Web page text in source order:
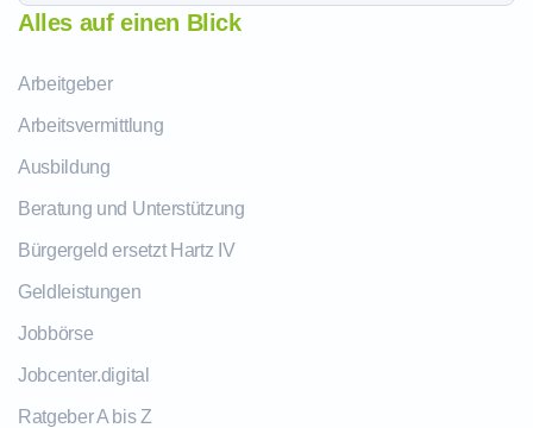
Alles auf einen Blick
Arbeitgeber
Arbeitsvermittlung
Ausbildung
Beratung und Unterstützung
Bürgergeld ersetzt Hartz IV
Geldleistungen
Jobbörse
Jobcenter.digital
Ratgeber A bis Z